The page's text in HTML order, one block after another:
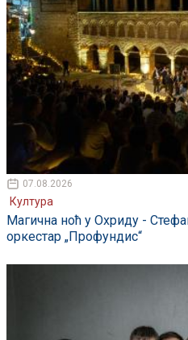
07.08.2026
Култура
Магична ноћ у Охриду -
оркестар „Профундис“